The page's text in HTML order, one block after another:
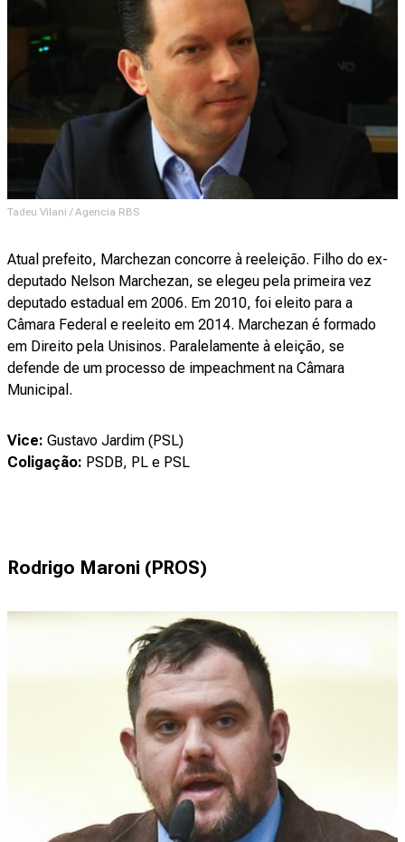
Tadeu Vilani / Agencia RBS
Atual prefeito, Marchezan concorre à reeleição. Filho do ex-
deputado Nelson Marchezan, se elegeu pela primeira vez
deputado estadual em 2006. Em 2010, foi eleito para a
Câmara Federal e reeleito em 2014. Marchezan é formado
em Direito pela Unisinos. Paralelamente à eleição, se
defende de um processo de impeachment na Câmara
Municipal.
Vice: Gustavo Jardim (PSL)
Coligação: PSDB, PL e PSL
Rodrigo Maroni (PROS)